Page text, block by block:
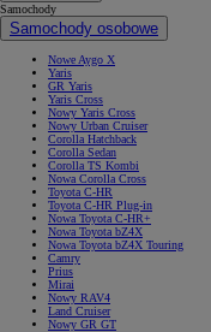
Samochody
Samochody osobowe
Nowe Aygo X
Yaris
GR Yaris
Yaris Cross
Nowy Yaris Cross
Nowy Urban Cruiser
Corolla Hatchback
Corolla Sedan
Corolla TS Kombi
Nowa Corolla Cross
Toyota C-HR
Toyota C-HR Plug-in
Nowa Toyota C-HR+
Nowa Toyota bZ4X
Nowa Toyota bZ4X Touring
Camry
Prius
Mirai
Nowy RAV4
Land Cruiser
Nowy GR GT